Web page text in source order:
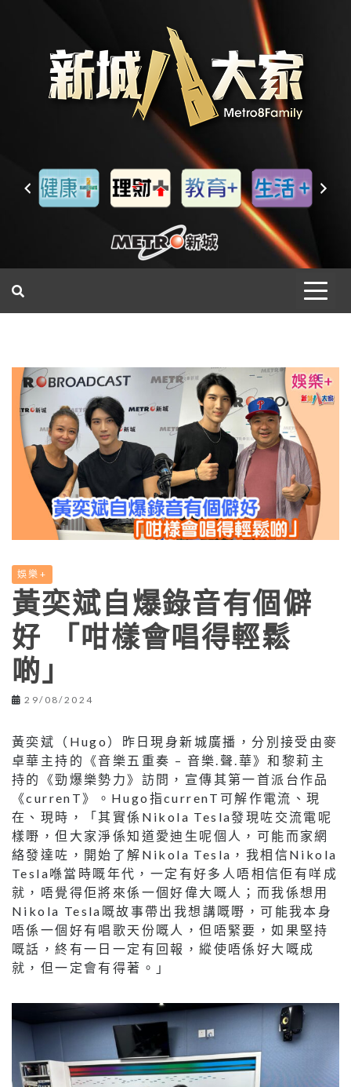
娛樂+
黃奕斌自爆錄音有個僻
好 「咁樣會唱得輕鬆
啲」
29/08/2024
黃奕斌（Hugo）昨日現身新城廣播，分別接受由麥
卓華主持的《音樂五重奏 – 音樂.聲.華》和黎莉主
持的《勁爆樂勢力》訪問，宣傳其第一首派台作品
《currenT》。Hugo指currenT可解作電流、現
在、現時，「其實係Nikola Tesla發現咗交流電呢
樣嘢，但大家淨係知道愛迪生呢個人，可能而家網
絡發達咗，開始了解Nikola Tesla，我相信Nikola
Tesla喺當時嘅年代，一定有好多人唔相信佢有咩成
就，唔覺得佢將來係一個好偉大嘅人；而我係想用
Nikola Tesla嘅故事帶出我想講嘅嘢，可能我本身
唔係一個好有唱歌天份嘅人，但唔緊要，如果堅持
嘅話，終有一日一定有回報，縱使唔係好大嘅成
就，但一定會有得著。」